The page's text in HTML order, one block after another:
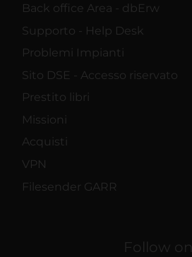
Back office Area - dbErw
Supporto - Help Desk
Problemi Impianti
Sito DSE - Accesso riservato
Prestito libri
Missioni
Acquisti
VPN
Filesender GARR
Follow on